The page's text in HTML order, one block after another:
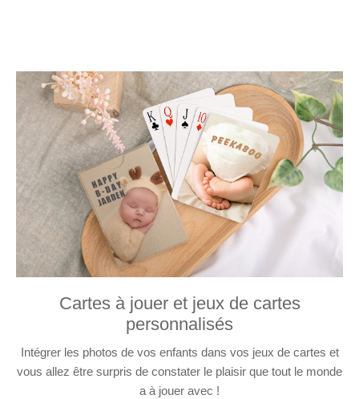
Cartes à jouer et jeux de cartes
personnalisés
Intégrer les photos de vos enfants dans vos jeux de cartes et
vous allez être surpris de constater le plaisir que tout le monde
a à jouer avec !